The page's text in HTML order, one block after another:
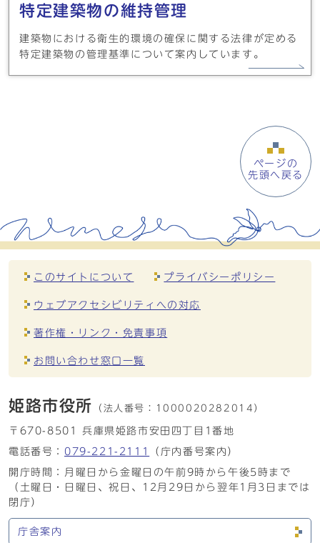
特定建築物の維持管理
建築物における衛生的環境の確保に関する法律が定める
特定建築物の管理基準について案内しています。
ページの
先頭へ戻る
このサイトについて プライバシーポリシー
ウェブアクセシビリティへの対応
著作権・リンク・免責事項
お問い合わせ窓口一覧
姫路市役所 （法人番号： 1000020282014）
〒670-8501 兵庫県姫路市安田四丁目1番地
電話番号： 079-221-2111
（庁内番号案内）
開庁時間：月曜日から金曜日の午前9時から午後5時まで
（土曜日・日曜日、祝日、12月29日から翌年1月3日までは
閉庁）
庁舎案内